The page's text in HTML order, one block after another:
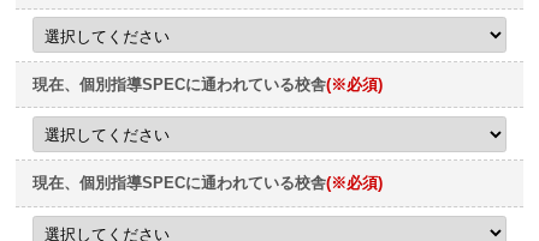
現在、個別指導SPECに通われている校舎(※必須)
現在、個別指導SPECに通われている校舎(※必須)